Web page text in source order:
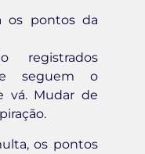
os pontos da
seguem o
vá. Mudar de
os pontos